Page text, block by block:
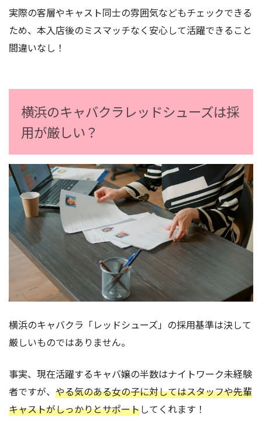
実際の客層やキャスト同士の雰囲気などもチェックできる
ため、本入店後のミスマッチなく安心して活躍できること
間違いなし！
横浜のキャバクラレッドシューズは採
用が厳しい？
横浜のキャバクラ「レッドシューズ」の採用基準は決して
厳しいものではありません。
事実、現在活躍するキャバ嬢の半数はナイトワーク未経験
者ですが、 やる気のある女の子に対してはスタッフや先輩
キャストがしっかりとサポートしてくれます！